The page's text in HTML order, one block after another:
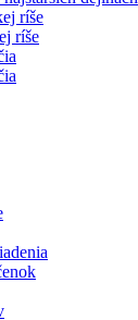
ríše
ríše